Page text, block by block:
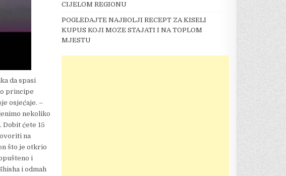
da spasi
principe
osjećaje. –
nekoliko
ćete 15
na
što je otkrio
i
i odmah
CIJELOM REGIONU
POGLEDAJTE NAJBOLJI RECEPT ZA KISELI
KUPUS KOJI MOZE STAJATI I NA TOPLOM
MJESTU